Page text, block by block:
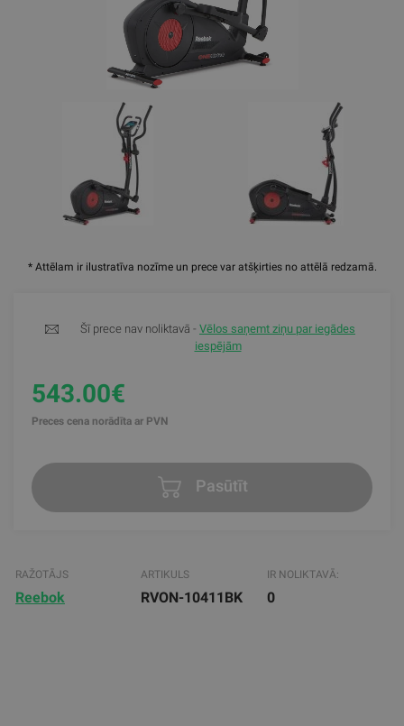
* Attēlam ir ilustratīva nozīme un prece var atšķirties no attēlā redzamā.
Šī prece nav noliktavā - Vēlos saņemt ziņu par iegādes
iespējām
543.00€
Preces cena norādīta ar PVN
Pasūtīt
RAŽOTĀJS
Reebok
ARTIKULS
RVON-10411BK
IR NOLIKTAVĀ:
0